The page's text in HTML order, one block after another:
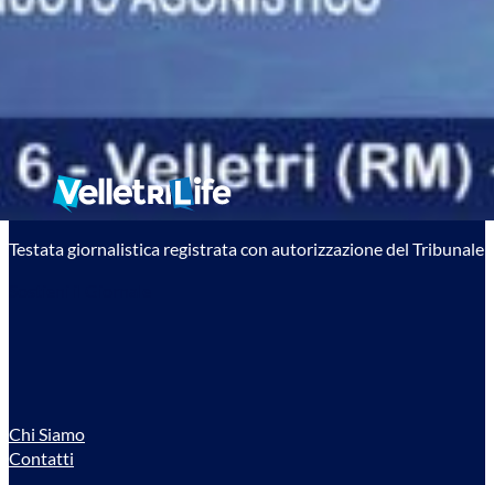
Testata giornalistica registrata con autorizzazione del
Chi Siamo
Contatti